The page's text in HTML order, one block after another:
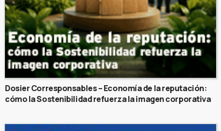
Dosier Corresponsables – Economía de la reputación:
cómo la Sostenibilidad refuerza la imagen corporativa